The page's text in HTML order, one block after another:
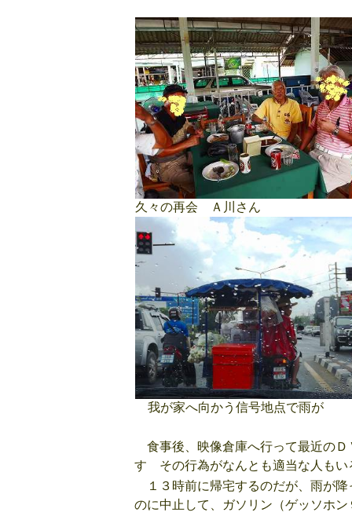
久々の再会 Ａ川さん
我が家へ向かう信号地点で雨が
食事後、映像倉庫へ行って最近のＤ
す その行為がなんとも適当な人もい
１３時前に帰宅するのだが、雨が降
のに中止して、ガソリン（ゲッソホ